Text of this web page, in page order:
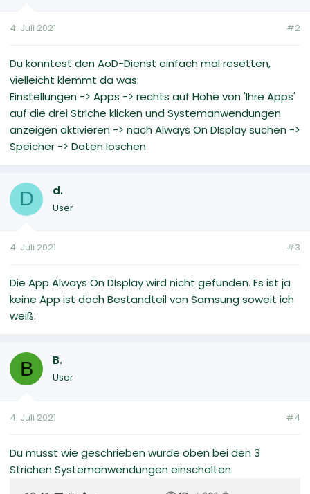
4. Juli 2021 #2
Du könntest den AoD-Dienst einfach mal resetten,
vielleicht klemmt da was:
Einstellungen -> Apps -> rechts auf Höhe von 'Ihre Apps'
auf die drei Striche klicken und Systemanwendungen
anzeigen aktivieren -> nach Always On DIsplay suchen ->
Speicher -> Daten löschen
D d.
User
4. Juli 2021 #3
Die App Always On DIsplay wird nicht gefunden. Es ist ja
keine App ist doch Bestandteil von Samsung soweit ich
weiß.
B B.
User
4. Juli 2021 #4
Du musst wie geschrieben wurde oben bei den 3
Strichen Systemanwendungen einschalten.